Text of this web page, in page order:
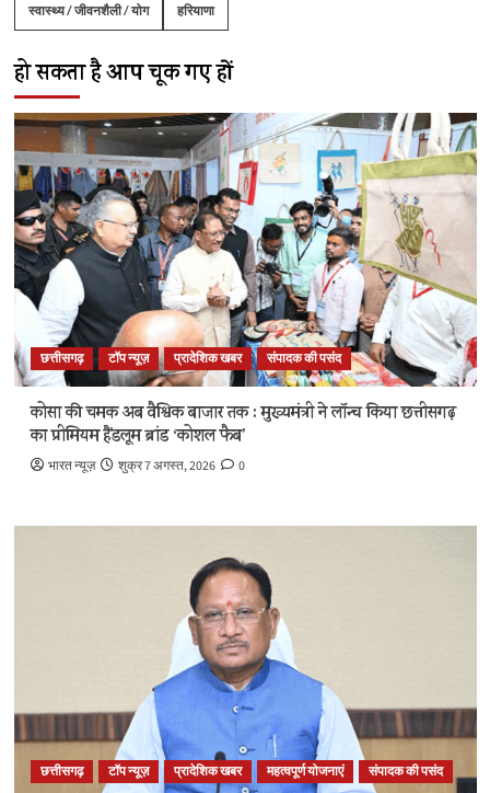
स्वास्थ्य / जीवनशैली / योग हरियाणा
हो सकता है आप चूक गए हों
छत्तीसगढ़ टॉप न्यूज़ प्रादेशिक खबर संपादक की पसंद
कोसा की चमक अब वैश्विक बाजार तक : मुख्यमंत्री ने लॉन्च किया छत्तीसगढ़
का प्रीमियम हैंडलूम ब्रांड ‘कोशल फैब’
भारत न्यूज़ शुक्र 7 अगस्त, 2026 0
छत्तीसगढ़ टॉप न्यूज़ प्रादेशिक खबर महत्वपूर्ण योजनाएं संपादक की पसंद